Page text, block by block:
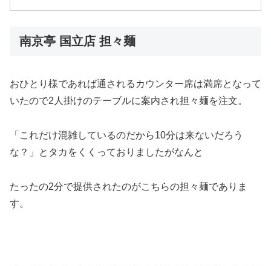
南京亭 国立店 担々麺
おひとり様であれば通されるカウンター席は満席となって
いたので2人掛けのテーブルに案内され担々麺を注文。
「これだけ混雑しているのだから10分は来ないだろう
な？」とタカをくくっておりましたがなんと
たったの2分で提供されたのがこちらの担々麺でありま
す。